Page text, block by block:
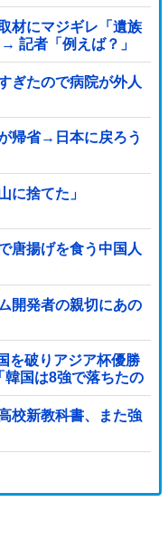
材にマジギレ「遺族
記者「例えば？」
う …...
ぎたので病院が外人
帰省→日本に戻ろう
に捨てた」
唐揚げを食う中国人
開発者の親切にあの
を破りアジア杯優勝
韓国は8強で落ちたの
てしまったね」「韓
もうどんなに精神勝
る」
校新教科書、また強